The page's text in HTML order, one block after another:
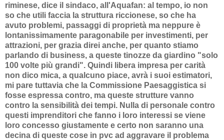
riminese, dice il sindaco, all'Aquafan: al tempo, io non
so che utili faccia la struttura riccionese, so che ha
avuto problemi, passaggi di proprietà ma neppure è
lontanissimamente paragonabile per investimenti, per
attrazioni, per grazia direi anche, per quanto stiamo
parlando di business, a queste tinozze da giardino "solo
100 volte più grandi". Quindi libera impresa per carità
non dico mica, a qualcuno piace, avrà i suoi estimatori,
mi pare tuttavia che la Commissione Paesaggistica si
fosse espressa contro, ma queste strutture vanno
contro la sensibilità dei tempi. Nulla di personale contro
questi imprenditori che fanno i loro interessi se viene
loro concesso giustamente e certo non saranno una
decina di queste cose in pvc ad aggravare il problema